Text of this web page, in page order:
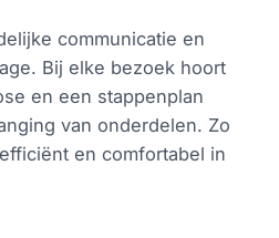
communicatie en
Bij elke bezoek hoort
en een stappenplan
van onderdelen. Zo
en comfortabel in